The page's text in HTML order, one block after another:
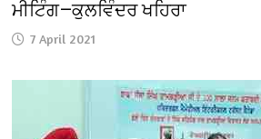
ਮੀਟਿੰਗ—ਕੁਲਵਿੰਦਰ ਖਹਿਰਾ
7 April 2021